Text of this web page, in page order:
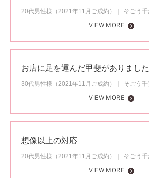
20代男性様（2021年11月ご成約）
そごう
VIEW MORE
お店に足を運んだ甲斐がありました
30代男性様（2021年11月ご成約）
そごう
VIEW MORE
想像以上の対応
20代男性様（2021年11月ご成約）
そごう
VIEW MORE